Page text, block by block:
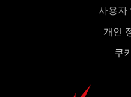
쿠키 사용에 관한 세부 사항
"Settings" 메뉴에서 확인할
사용자
개인
쿠